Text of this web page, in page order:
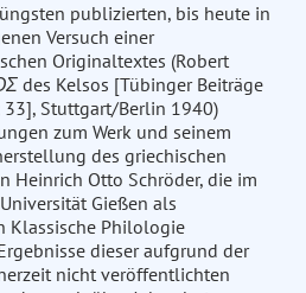
publizierten, bis heute in
Versuch einer
Originaltextes (Robert
des Kelsos [Tübinger Beiträge
Stuttgart/Berlin 1940)
zum Werk und seinem
des griechischen
Heinrich Otto Schröder, die im
Gießen als
Klassische Philologie
dieser aufgrund der
nicht veröffentlichten